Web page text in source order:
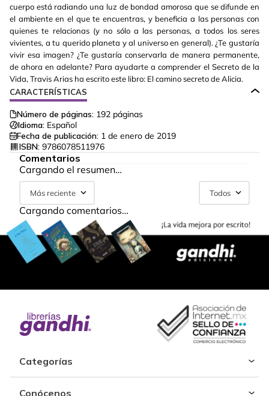
cuerpo está radiando una luz de bondad amorosa que se difunde en
el ambiente en el que te encuentras, y beneficia a las personas con
quienes te relacionas (y no sólo a las personas, a todos los seres
vivientes, a tu querido planeta y al universo en general). ¿Te gustaría
vivir esa imagen? ¿Te gustaría conservarla de manera permanente,
de ahora en adelante? Para ayudarte a comprender el Secreto de la
Vida, Travis Arias ha escrito este libro: El camino secreto de Alicia.
CARACTERÍSTICAS
Número de páginas: 192 páginas
Idioma: Español
Fecha de publicación: 1 de enero de 2019
ISBN: 9786078511976
Comentarios
Cargando el resumen…
Más reciente Todos
Cargando comentarios…
Categorías
Conócenos